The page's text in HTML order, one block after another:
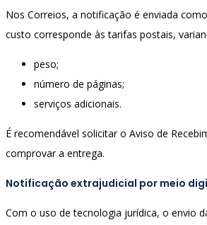
Nos Correios, a notificação é enviada
custo corresponde às tarifas postais,
peso;
número de páginas;
serviços adicionais.
É recomendável solicitar o Aviso de
comprovar a entrega.
Notificação extrajudicial por meio
Com o uso de tecnologia jurídica, o envio